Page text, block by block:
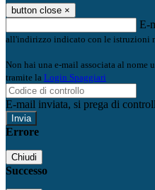
button close ×
E-
all'indirizzo indicato con le istruzioni
Non hai una e-mail associata al nome
tramite la Login Spaggiari
E-mail inviata, si prega di
Errore
Chiudi
Successo